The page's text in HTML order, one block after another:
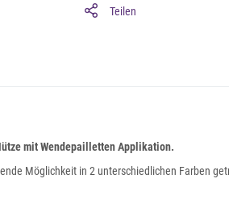
Teilen
mit Wendepailletten Applikation.
Möglichkeit in 2 unterschiedlichen Farben